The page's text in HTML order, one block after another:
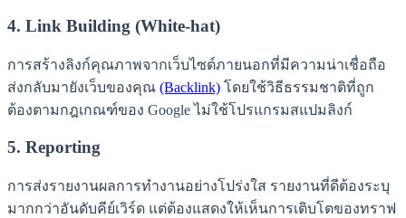
4. Link Building (White-hat)
การสร้างลิงก์คุณภาพจากเว็บไซต์ภายนอกที่มีความน่าเชื่อถือ
ส่งกลับมายังเว็บของคุณ (Backlink) โดยใช้วิธีธรรมชาติที่ถูก
ต้องตามกฎเกณฑ์ของ Google ไม่ใช้โปรแกรมสแปมลิงก์
5. Reporting
การส่งรายงานผลการทำงานอย่างโปร่งใส รายงานที่ดีต้องระบุ
มากกว่าอันดับคีย์เวิร์ด แต่ต้องแสดงให้เห็นการเติบโตของทราฟ